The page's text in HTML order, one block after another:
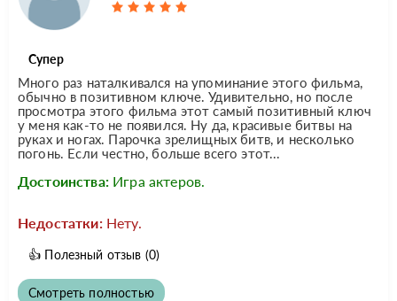
Супер
Много раз наталкивался на упоминание этого фильма,
обычно в позитивном ключе. Удивительно, но после
просмотра этого фильма этот самый позитивный ключ
у меня как-то не появился. Ну да, красивые битвы на
руках и ногах. Парочка зрелищных битв, и несколько
погонь. Если честно, больше всего этот...
Достоинства: Игра актеров.
Недостатки: Нету.
👍 Полезный отзыв (0)
Смотреть полностью